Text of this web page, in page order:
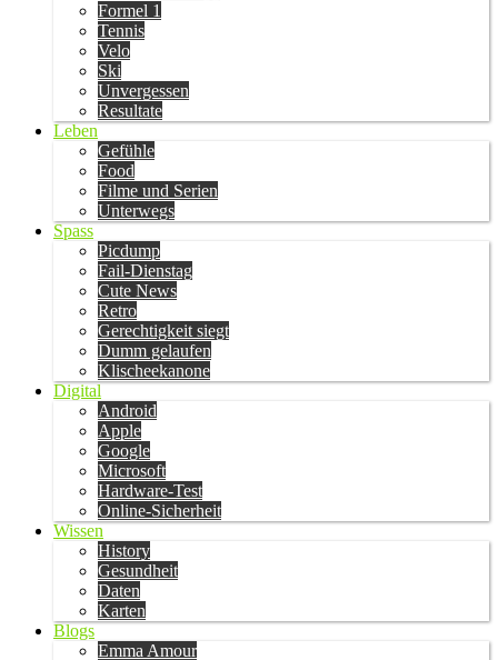
Formel 1
Tennis
Velo
Ski
Unvergessen
Resultate
Leben
Gefühle
Food
Filme und Serien
Unterwegs
Spass
Picdump
Fail-Dienstag
Cute News
Retro
Gerechtigkeit siegt
Dumm gelaufen
Klischeekanone
Digital
Android
Apple
Google
Microsoft
Hardware-Test
Online-Sicherheit
Wissen
History
Gesundheit
Daten
Karten
Blogs
Emma Amour